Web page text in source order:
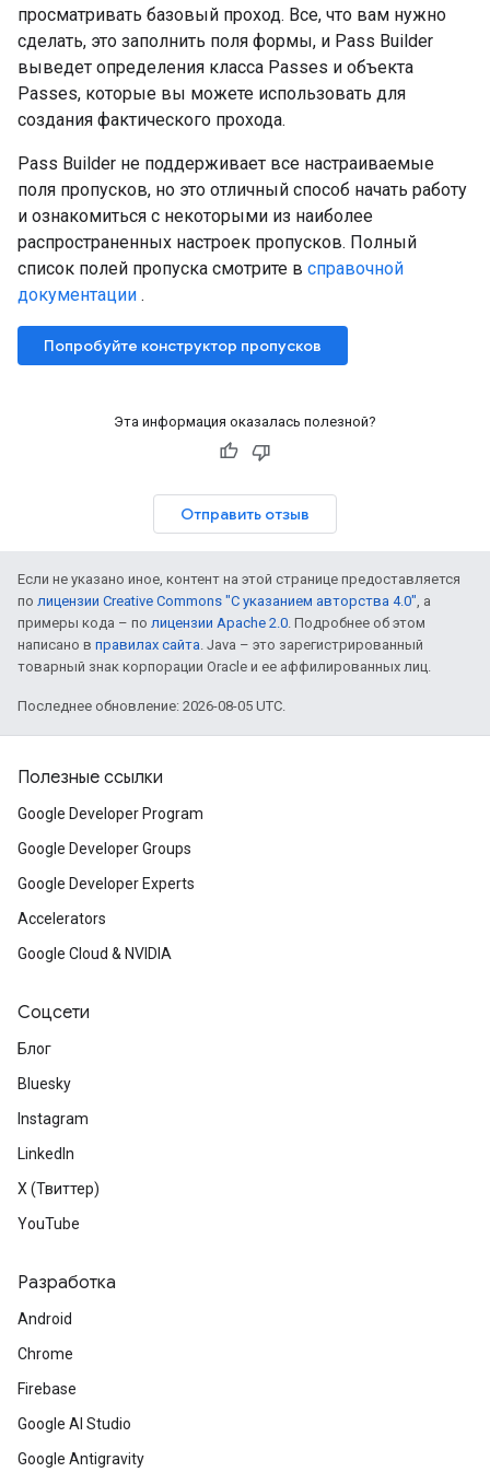
просматривать базовый проход. Все, что вам нужно
сделать, это заполнить поля формы, и Pass Builder
выведет определения класса Passes и объекта
Passes, которые вы можете использовать для
создания фактического прохода.
Pass Builder не поддерживает все настраиваемые
поля пропусков, но это отличный способ начать работу
и ознакомиться с некоторыми из наиболее
распространенных настроек пропусков. Полный
список полей пропуска смотрите в справочной
документации .
Попробуйте конструктор пропусков
Эта информация оказалась полезной?
Отправить отзыв
Если не указано иное, контент на этой странице предоставляется
по лицензии Creative Commons "С указанием авторства 4.0", а
примеры кода – по лицензии Apache 2.0. Подробнее об этом
написано в правилах сайта. Java – это зарегистрированный
товарный знак корпорации Oracle и ее аффилированных лиц.
Последнее обновление: 2026-08-05 UTC.
Полезные ссылки
Google Developer Program
Google Developer Groups
Google Developer Experts
Accelerators
Google Cloud & NVIDIA
Соцсети
Блог
Bluesky
Instagram
LinkedIn
X (Твиттер)
YouTube
Разработка
Android
Chrome
Firebase
Google AI Studio
Google Antigravity